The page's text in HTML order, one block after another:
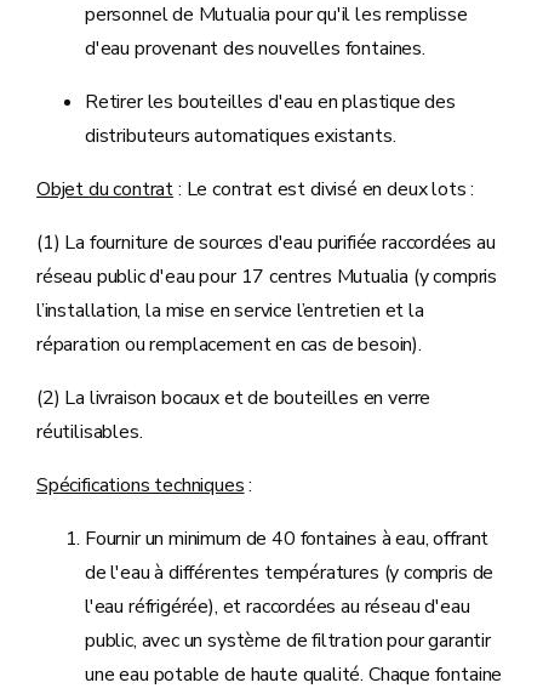
personnel de Mutualia pour qu'il les remplisse
d'eau provenant des nouvelles fontaines.
Retirer les bouteilles d'eau en plastique des
distributeurs automatiques existants.
Objet du contrat: Le contrat est divisé en deux lots :
(1) La fourniture de sources d'eau purifiée raccordées au
réseau public d'eau pour 17 centres Mutualia (y compris
l’installation, la mise en service l’entretien et la
réparation ou remplacement en cas de besoin).
(2) La livraison bocaux et de bouteilles en verre
réutilisables.
Spécifications techniques:
Fournir un minimum de 40 fontaines à eau, offrant
de l'eau à différentes températures (y compris de
l'eau réfrigérée), et raccordées au réseau d'eau
public, avec un système de filtration pour garantir
une eau potable de haute qualité. Chaque fontaine